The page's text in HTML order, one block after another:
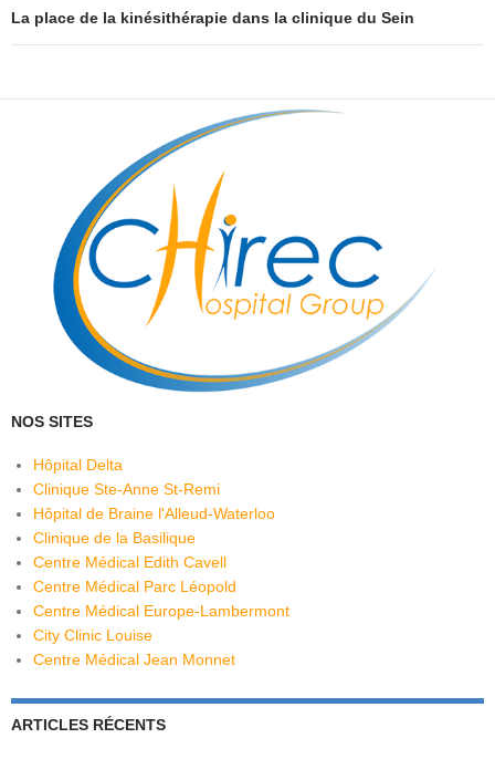
La place de la kinésithérapie dans la clinique du Sein
NOS SITES
Hôpital Delta
Clinique Ste-Anne St-Remi
Hôpital de Braine l'Alleud-Waterloo
Clinique de la Basilique
Centre Médical Edith Cavell
Centre Médical Parc Léopold
Centre Médical Europe-Lambermont
City Clinic Louise
Centre Médical Jean Monnet
ARTICLES RÉCENTS